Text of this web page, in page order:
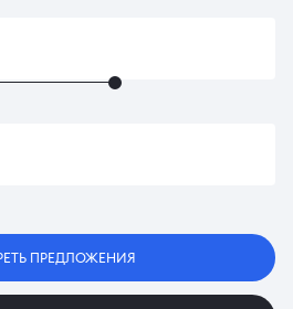
ПРЕДЛОЖЕНИЯ